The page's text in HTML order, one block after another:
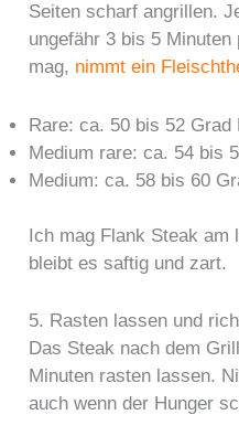
Seiten scharf angrillen.
ungefähr 3 bis 5
mag, nimmt ein
Rare: ca. 50 bis 52 Grad
Medium rare: ca. 54 bis
Medium: ca. 58 bis 60
Ich mag Flank Steak am
bleibt es saftig und zart.
5. Rasten lassen und
Das Steak nach dem
Minuten rasten lassen.
auch wenn der Hunger